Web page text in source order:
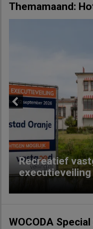
Themamaand:
Recreatief
WOCODA